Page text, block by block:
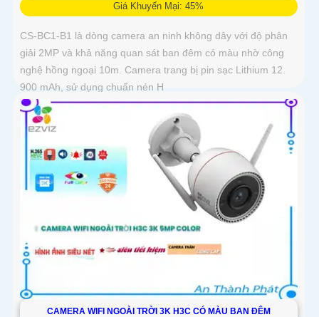
Giá Khuyến Mại: 45%
CS-BC1-B1 là dòng camera an ninh không dây với độ phân
giải 2MP và khả năng quan sát ban đêm có màu nhờ công
nghệ hồng ngoại 10m. Camera trang bị pin sạc Lithium 12.
900 mAh, sử dụng chuẩn nén H
CAMERA WIFI NGOÀI TRỜI 3K H3C CÓ MÀU BAN ĐÊM